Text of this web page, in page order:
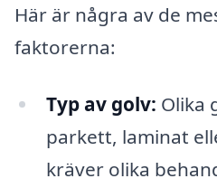
Här är några av de
faktorerna:
Typ av golv: Olika
parkett, laminat
kräver olika